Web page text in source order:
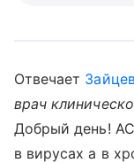
Отвечает
врач
Добрый день!
в вирусах а в